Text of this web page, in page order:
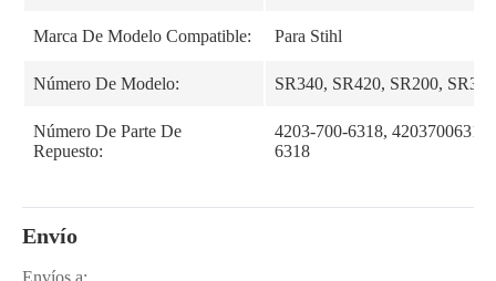
Marca De Modelo Compatible: Para Stihl
Número De Modelo: SR340, SR420, SR200, SR320
Número De Parte De
Repuesto:
4203-700-6318,
6318
Envío
Envíos a: